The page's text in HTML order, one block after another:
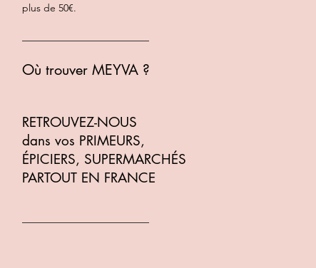
plus de 50€.
Où trouver MEYVA ?
RETROUVEZ-NOUS
dans vos PRIMEURS,
ÉPICIERS, SUPERMARCHÉS
PARTOUT EN FRANCE